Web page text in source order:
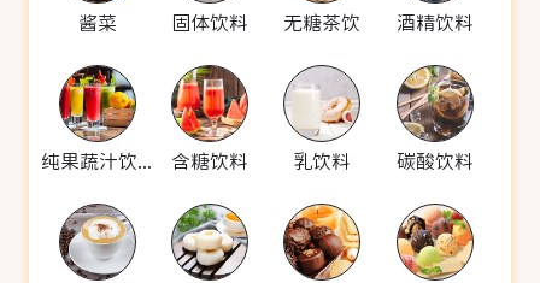
酱菜 固体饮料 无糖茶饮 酒精饮料
纯果蔬汁饮料 含糖饮料 乳饮料 碳酸饮料